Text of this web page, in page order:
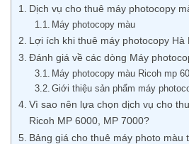
Dịch vụ cho thuê máy photocopy
Máy photocopy màu
Lợi ích khi thuê máy photocopy Hà
Đánh giá về các dòng Máy
Máy photocopy màu Ricoh mp
Giới thiệu sản phẩm máy
Vì sao nên lựa chọn dịch vụ cho
Ricoh MP 6000, MP 7000?
Bảng giá cho thuê máy photo màu